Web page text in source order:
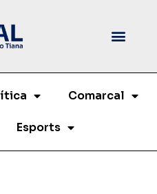
Comarcal
Esports